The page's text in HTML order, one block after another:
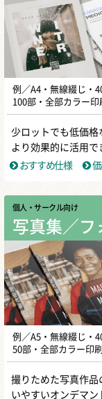
例／A4・無線綴じ・
100部・全部カラー印
少ロットでも低価格
より効果的に活用で
おすすめ仕様
価
個人・サークル向け
写真集／フ
例／A5・無線綴じ・
50部・全部カラー印刷
撮りためた写真作品
いやすいオンデマン